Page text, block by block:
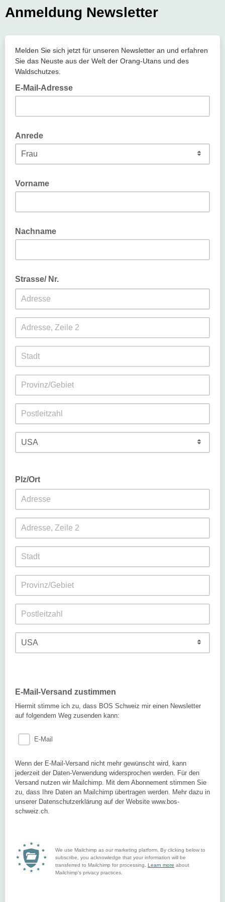
Anmeldung Newsletter
Melden Sie sich jetzt für unseren Newsletter an und erfahren
Sie das Neuste aus der Welt der Orang-Utans und des
Waldschutzes.
E-Mail-Adresse
Anrede
Vorname
Nachname
Strasse/ Nr.
Plz/Ort
E-Mail-Versand zustimmen
Hiermit stimme ich zu, dass BOS Schweiz mir einen Newsletter
auf folgendem Weg zusenden kann:
E-Mail
Wenn der E-Mail-Versand nicht mehr gewünscht wird, kann
jederzeit der Daten-Verwendung widersprochen werden. Für den
Versand nutzen wir Mailchimp. Mit dem Abonnement stimmen Sie
zu, dass Ihre Daten an Mailchimp übertragen werden. Mehr dazu in
unserer Datenschutzerklärung auf der Website www.bos-
schweiz.ch.
We use Mailchimp as our marketing platform. By clicking below to
subscribe, you acknowledge that your information will be
transferred to Mailchimp for processing. Learn more about
Mailchimp's privacy practices.